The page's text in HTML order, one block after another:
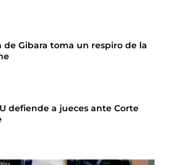
de Gibara toma un respiro de la
defiende a jueces ante Corte